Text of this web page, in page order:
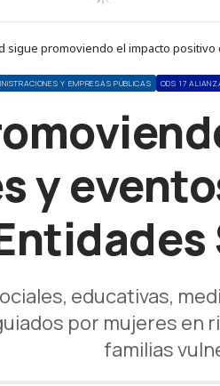
sigue promoviendo el impacto
Y EMPRESAS PÚBLICAS ODS 17
y
educativas,
por mujeres en
familias